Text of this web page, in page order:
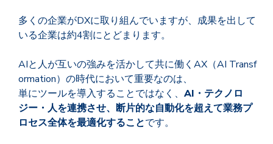
多くの企業がDXに取り組んでいますが、成果を出して
いる企業は約4割にとどまります。
AIと人が互いの強みを活かして共に働くAX（AI Transf
ormation）の時代において重要なのは、
単にツールを導入することではなく、 AI・テクノロ
ジー・人を連携させ、断片的な自動化を超えて業務プ
ロセス全体を最適化することです。